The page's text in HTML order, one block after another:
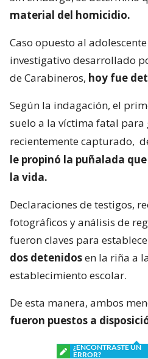
material del homicidio.
Caso opuesto al
investigativo desarrollado
de Carabineros, hoy fue
Según la indagación, el
suelo a la víctima fatal para
recientemente capturado,
le propinó la puñalada
la vida.
Declaraciones de testigos,
fotográficos y análisis de
fueron claves para
dos detenidosen la riña a
establecimiento escolar.
De esta manera, ambos
fueron puestos a
¿ENCONTRASTE UN
ERROR?